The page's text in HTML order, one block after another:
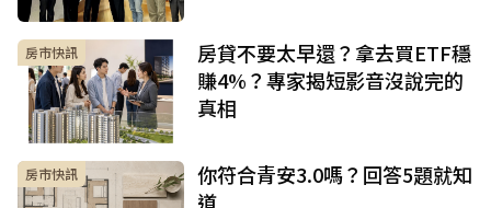
房市快訊
房貸不要太早還？拿去買ETF穩
賺4%？專家揭短影音沒說完的
真相
房市快訊
你符合青安3.0嗎？回答5題就知
道